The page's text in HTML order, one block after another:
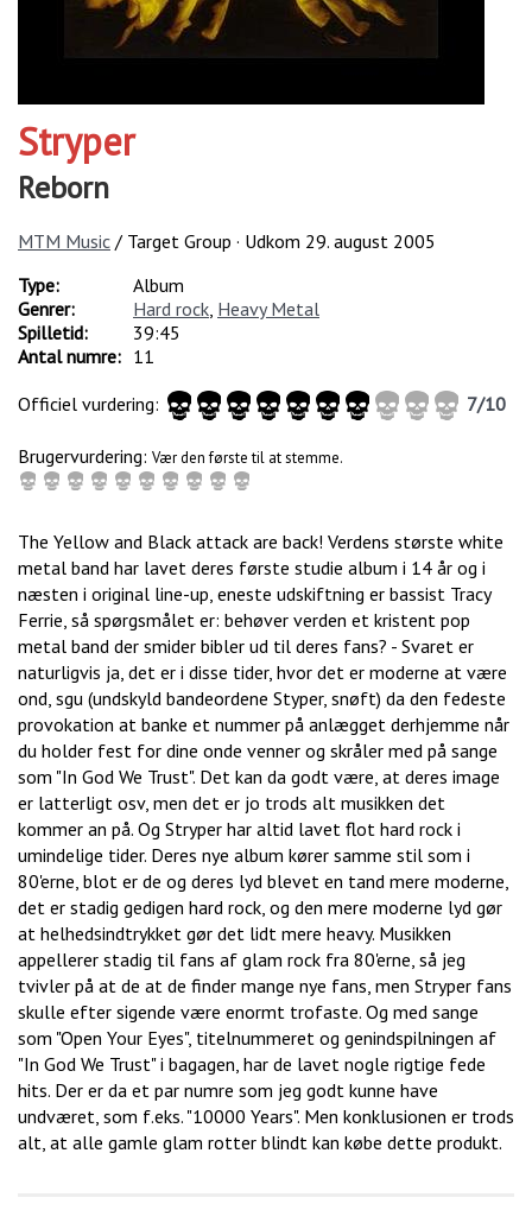
Stryper
Reborn
MTM Music / Target Group · Udkom 29. august 2005
Type:
Album
Genrer:
Hard rock Heavy Metal
Spilletid:
39:45
Antal numre: 11
Officiel vurdering:
7/10
Brugervurdering: Vær den første til at stemme.
The Yellow and Black attack are back! Verdens største white
metal band har lavet deres første studie album i 14 år og i
næsten i original line-up, eneste udskiftning er bassist Tracy
Ferrie, så spørgsmålet er: behøver verden et kristent pop
metal band der smider bibler ud til deres fans? - Svaret er
naturligvis ja, det er i disse tider, hvor det er moderne at være
ond, sgu (undskyld bandeordene Styper, snøft) da den fedeste
provokation at banke et nummer på anlægget derhjemme når
du holder fest for dine onde venner og skråler med på sange
som "In God We Trust". Det kan da godt være, at deres image
er latterligt osv, men det er jo trods alt musikken det
kommer an på. Og Stryper har altid lavet flot hard rock i
umindelige tider. Deres nye album kører samme stil som i
80'erne, blot er de og deres lyd blevet en tand mere moderne,
det er stadig gedigen hard rock, og den mere moderne lyd gør
at helhedsindtrykket gør det lidt mere heavy. Musikken
appellerer stadig til fans af glam rock fra 80'erne, så jeg
tvivler på at de at de finder mange nye fans, men Stryper fans
skulle efter sigende være enormt trofaste. Og med sange
som "Open Your Eyes", titelnummeret og genindspilningen af
"In God We Trust" i bagagen, har de lavet nogle rigtige fede
hits. Der er da et par numre som jeg godt kunne have
undværet, som f.eks. "10000 Years". Men konklusionen er trods
alt, at alle gamle glam rotter blindt kan købe dette produkt.